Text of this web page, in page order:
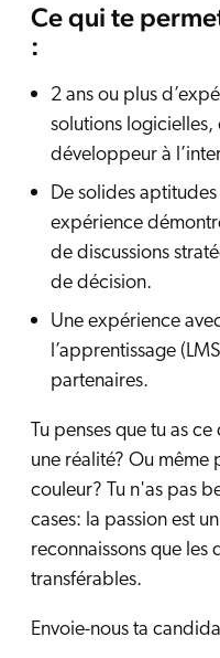
Ce qui te
:
2 ans ou plus
solutions
développeur à
De solides
expérience
de discussions
de décision.
Une expérience
l’apprentissage
partenaires.
Tu penses que tu as
une réalité? Ou
couleur? Tu n'as pas
cases: la passion est
reconnaissons que les
transférables.
Envoie-nous ta